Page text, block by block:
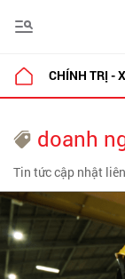
CHÍNH TRỊ -
doanh
Tin tức cập nhật